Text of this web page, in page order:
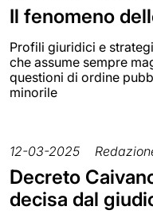
Il fenomeno
Profili giuridici e
che assume sempre
questioni di ordine
minorile
12-03-2025
Decreto
decisa dal